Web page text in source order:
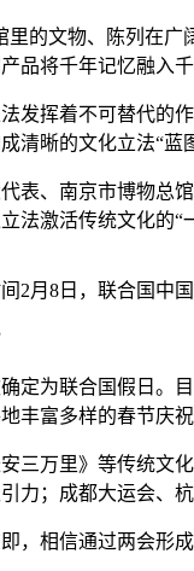
文物、陈列在广阔
品将千年记忆融入
挥着不可替代的作
清晰的文化立法“蓝
、南京市博物总馆
法激活传统文化的“
2月8日，联合国中
为联合国假日。目
丰富多样的春节庆
万里》等传统文化
力；成都大运会、
相信通过两会形成